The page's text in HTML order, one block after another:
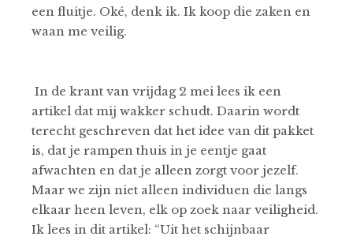
een fluitje. Oké, denk ik. Ik koop die zaken en
waan me veilig.
In de krant van vrijdag 2 mei lees ik een
artikel dat mij wakker schudt. Daarin wordt
terecht geschreven dat het idee van dit pakket
is, dat je rampen thuis in je eentje gaat
afwachten en dat je alleen zorgt voor jezelf.
Maar we zijn niet alleen individuen die langs
elkaar heen leven, elk op zoek naar veiligheid.
Ik lees in dit artikel: “Uit het schijnbaar